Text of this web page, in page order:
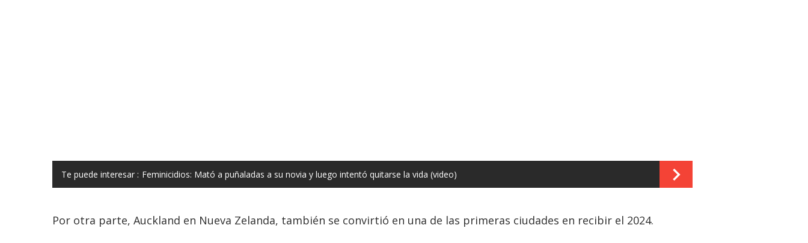
Te puede interesar : Feminicidios: Mató a puñaladas a su novia y luego intentó quitarse la vida (video)
Por otra parte, Auckland en Nueva Zelanda, también se convirtió en una de las primeras ciudades en recibir el 2024.